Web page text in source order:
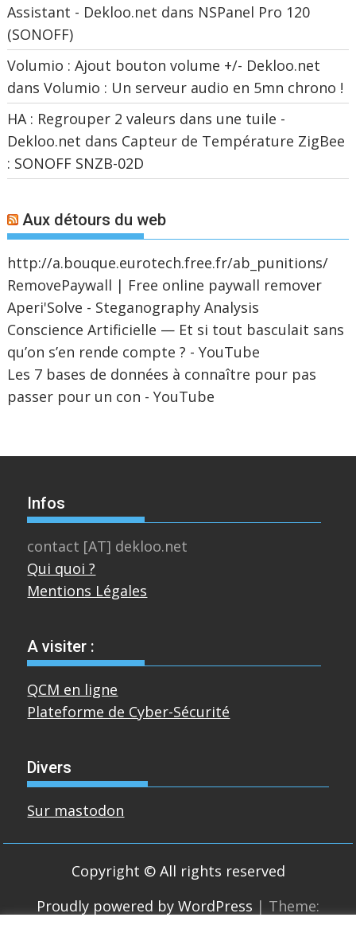
Assistant - Dekloo.net dans NSPanel Pro 120
(SONOFF)
Volumio : Ajout bouton volume +/- Dekloo.net
dansVolumio : Un serveur audio en 5mn chrono !
HA : Regrouper 2 valeurs dans une tuile -
Dekloo.net dans Capteur de Température ZigBee
: SONOFF SNZB-02D
Aux détours du web
http://a.bouque.eurotech.free.fr/ab_punitions/
RemovePaywall | Free online paywall remover
Aperi'Solve - Steganography Analysis
Conscience Artificielle — Et si tout basculait sans
qu’on s’en rende compte ? - YouTube
Les 7 bases de données à connaître pour pas
passer pour un con - YouTube
Infos
contact [AT] dekloo.net
Qui quoi ?
Mentions Légales
A visiter :
QCM en ligne
Plateforme de Cyber-Sécurité
Divers
Sur mastodon
Copyright © All rights reserved
Proudly powered by WordPress | Theme: